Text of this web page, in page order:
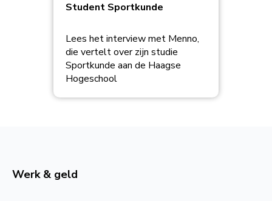
Student Sportkunde
Lees het interview met Menno,
die vertelt over zijn studie
Sportkunde aan de Haagse
Hogeschool
Werk & geld